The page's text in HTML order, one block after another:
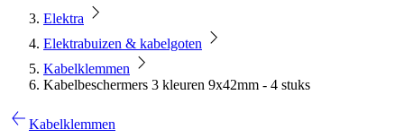
Elektra
Elektrabuizen & kabelgoten
Kabelklemmen
Kabelbeschermers 3 kleuren 9x42mm - 4 stuks
Kabelklemmen